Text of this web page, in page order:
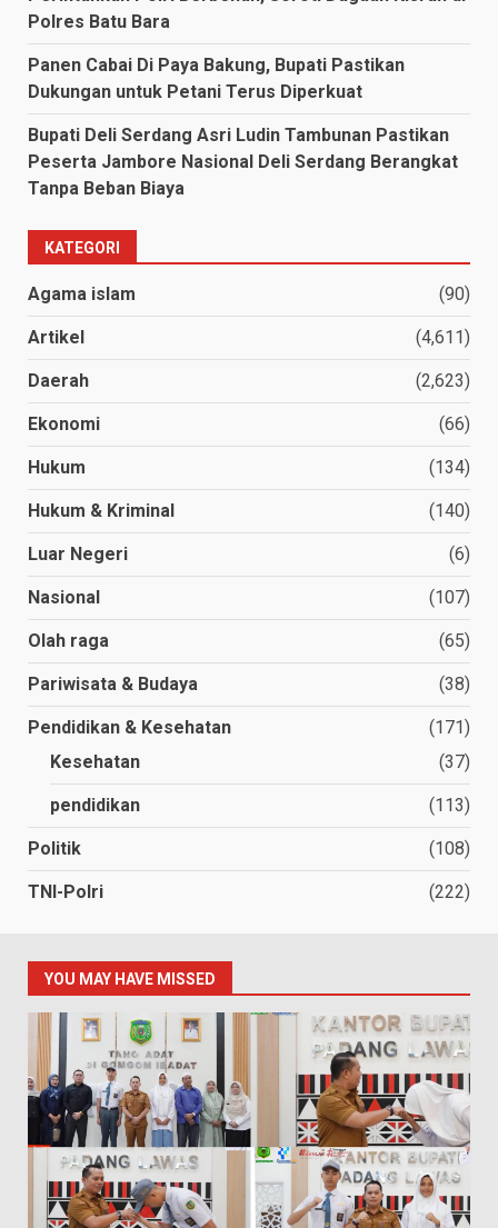
Polres Batu Bara
Panen Cabai Di Paya Bakung, Bupati Pastikan
Dukungan untuk Petani Terus Diperkuat
Bupati Deli Serdang Asri Ludin Tambunan Pastikan
Peserta Jambore Nasional Deli Serdang Berangkat
Tanpa Beban Biaya
KATEGORI
Agama islam (90)
Artikel (4,611)
Daerah (2,623)
Ekonomi (66)
Hukum (134)
Hukum & Kriminal (140)
Luar Negeri (6)
Nasional (107)
Olah raga (65)
Pariwisata & Budaya (38)
Pendidikan & Kesehatan
(171)
Kesehatan
(37)
pendidikan (113)
Politik (108)
TNI-Polri (222)
YOU MAY HAVE MISSED